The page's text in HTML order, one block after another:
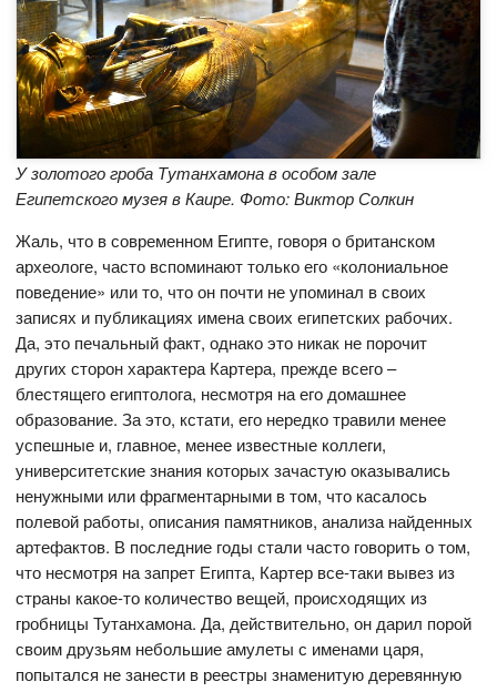
У золотого гроба Тутанхамона в особом зале
Египетского музея в Каире. Фото: Виктор Солкин
Жаль, что в современном Египте, говоря о британском
археологе, часто вспоминают только его «колониальное
поведение» или то, что он почти не упоминал в своих
записях и публикациях имена своих египетских рабочих.
Да, это печальный факт, однако это никак не порочит
других сторон характера Картера, прежде всего –
блестящего египтолога, несмотря на его домашнее
образование. За это, кстати, его нередко травили менее
успешные и, главное, менее известные коллеги,
университетские знания которых зачастую оказывались
ненужными или фрагментарными в том, что касалось
полевой работы, описания памятников, анализа найденных
артефактов. В последние годы стали часто говорить о том,
что несмотря на запрет Египта, Картер все-таки вывез из
страны какое-то количество вещей, происходящих из
гробницы Тутанхамона. Да, действительно, он дарил порой
своим друзьям небольшие амулеты с именами царя,
попытался не занести в реестры знаменитую деревянную